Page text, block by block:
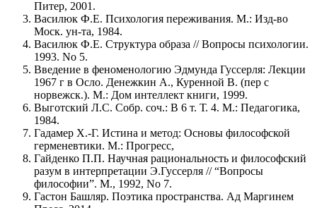
Питер, 2001.
Василюк Ф.Е. Психология переживания. М.: Изд-во
Моск. ун-та, 1984.
Василюк Ф.Е. Структура образа // Вопросы психологии.
1993. No 5.
Введение в феноменологию Эдмунда Гуссерля: Лекции
1967 г в Осло. Денежкин А., Куренной В. (пер с
норвежск.). М.: Дом интеллект книги, 1999.
Выготский Л.С. Собр. соч.: В 6 т. Т. 4. М.: Педагогика,
1984.
Гадамер Х.-Г. Истина и метод: Основы философской
герменевтики. М.: Прогресс,
Гайденко П.П. Научная рациональность и философский
разум в интерпретации Э.Гуссерля // “Вопросы
философии”. М., 1992, No 7.
Гастон Башляр. Поэтика пространства. Ад Маргинем